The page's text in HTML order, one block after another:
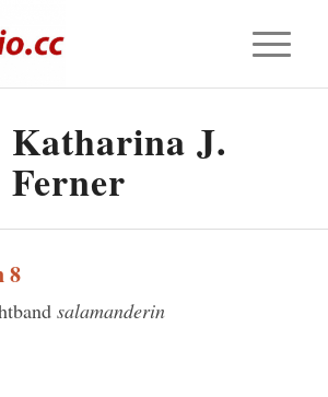
Katharina J.
Ferner
8
salamanderin